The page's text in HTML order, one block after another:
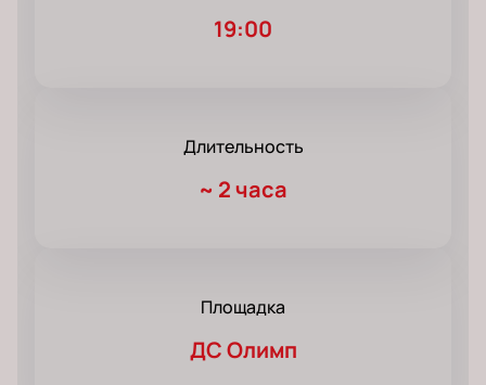
19:00
Длительность
~ 2 часа
Площадка
ДС Олимп